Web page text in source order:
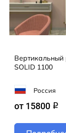
Вертикальный
SOLID 1100
Россия
от 15800 q